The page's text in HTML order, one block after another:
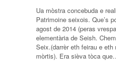
Ua mòstra concebuda e
Patrimoine seixois. Que’s
agost de 2014 (peras
elementària de Seish.
Seix.(darrèr eth feirau e eth
mòrtis). Era sièva tòca